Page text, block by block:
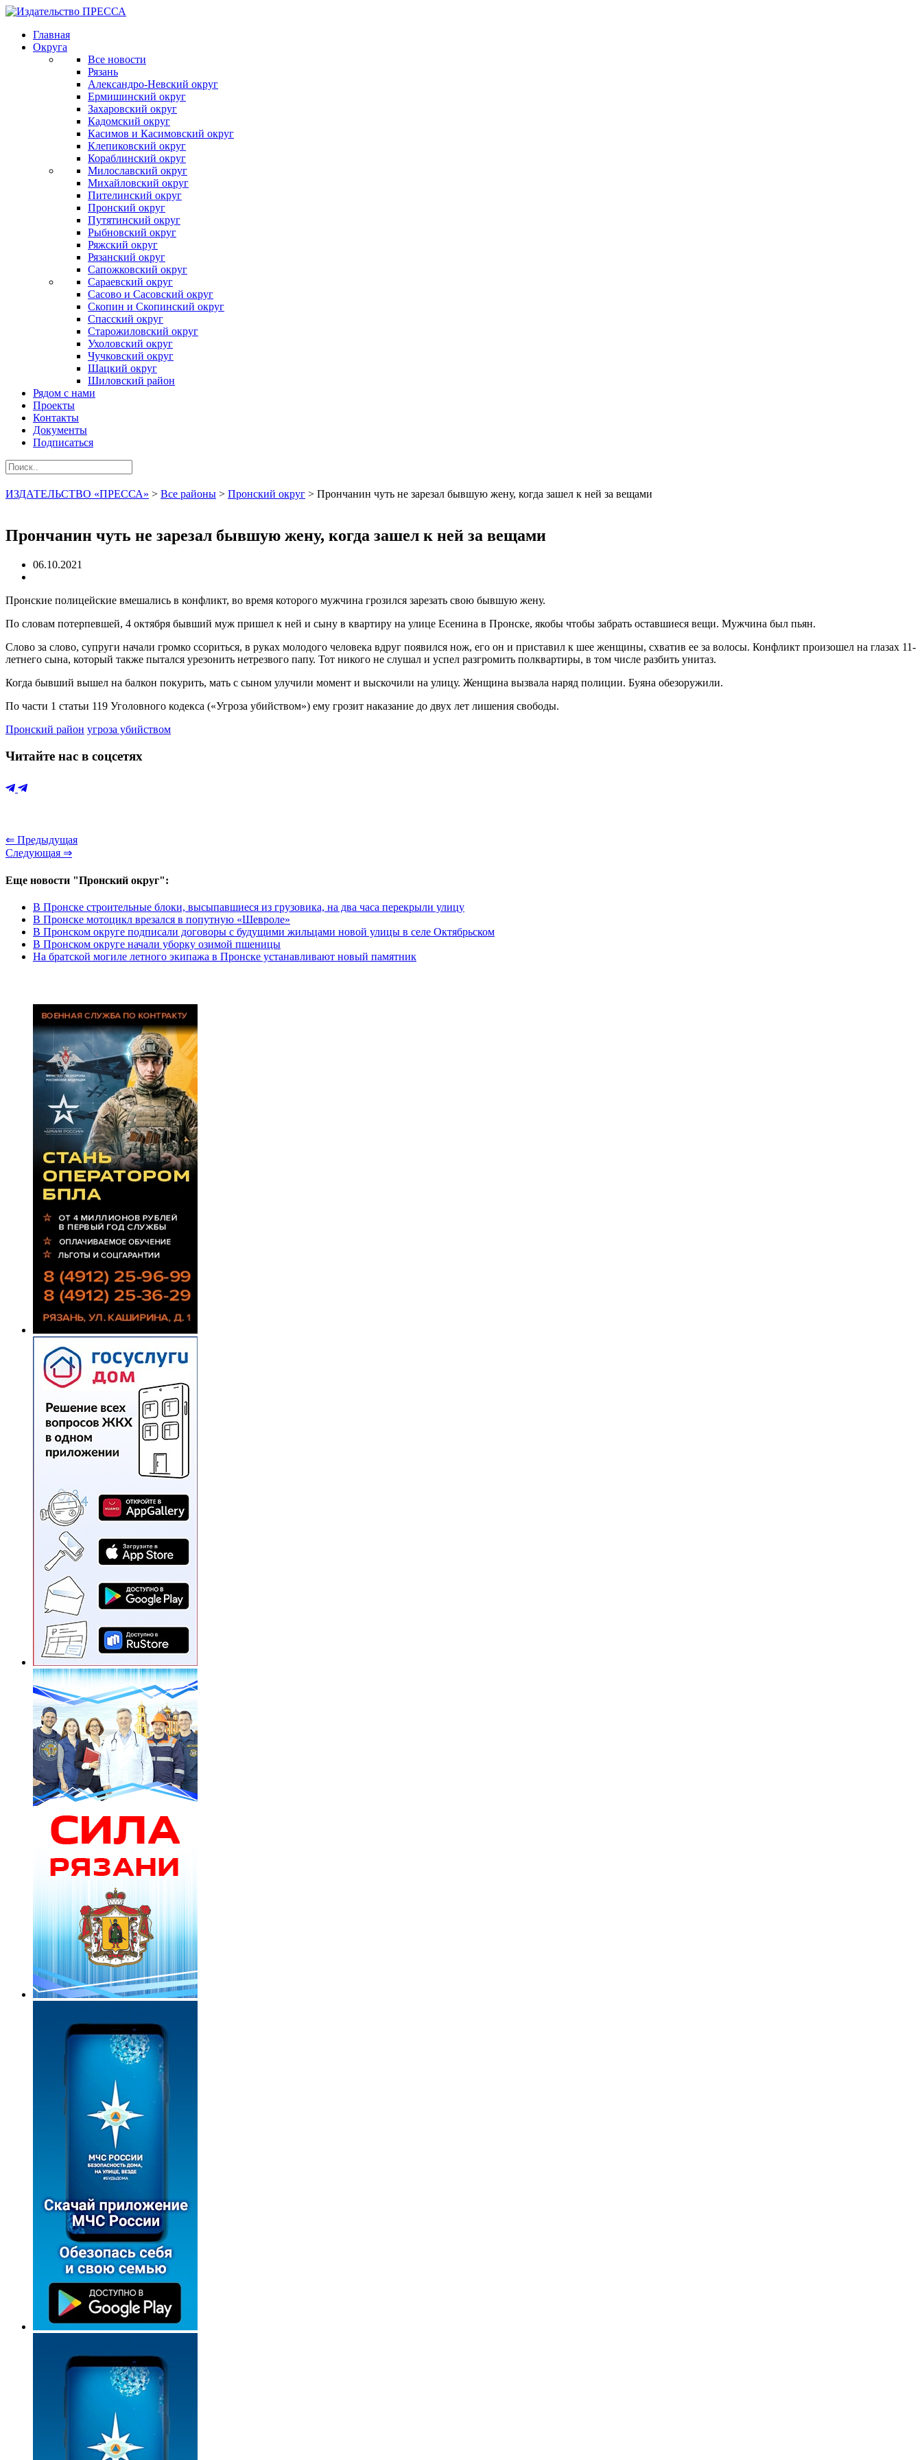
Главная
Округа
Все новости
Рязань
Александро-Невский округ
Ермишинский округ
Захаровский округ
Кадомский округ
Касимов и Касимовский округ
Клепиковский округ
Кораблинский округ
Милославский округ
Михайловский округ
Пителинский округ
Пронский округ
Путятинский округ
Рыбновский округ
Ряжский округ
Рязанский округ
Сапожковский округ
Сараевский округ
Сасово и Сасовский округ
Скопин и Скопинский округ
Спасский округ
Старожиловский округ
Ухоловский округ
Чучковский округ
Шацкий округ
Шиловский район
Рядом с нами
Проекты
Контакты
Документы
Подписаться
ИЗДАТЕЛЬСТВО «ПРЕССА» > Все районы > Пронский округ > Прончанин чуть не зарезал бывшую жену, когда зашел к ней за вещами
Прончанин чуть не зарезал бывшую жену, когда зашел к ней за вещами
06.10.2021
Пронские полицейские вмешались в конфликт, во время которого мужчина грозился зарезать свою бывшую жену.
По словам потерпевшей, 4 октября бывший муж пришел к ней и сыну в квартиру на улице Есенина в Пронске, якобы чтобы забрать оставшиеся вещи. Мужчина был пьян.
Слово за слово, супруги начали громко ссориться, в руках молодого человека вдруг появился нож, его он и приставил к шее женщины, схватив ее за волосы. Конфликт произошел на глазах 11-
летнего сына, который также пытался урезонить нетрезвого папу. Тот никого не слушал и успел разгромить полквартиры, в том числе разбить унитаз.
Когда бывший вышел на балкон покурить, мать с сыном улучили момент и выскочили на улицу. Женщина вызвала наряд полиции. Буяна обезоружили.
По части 1 статьи 119 Уголовного кодекса («Угроза убийством») ему грозит наказание до двух лет лишения свободы.
Пронский район угроза убийством
Читайте нас в соцсетях
⇐ Предыдущая
Следующая ⇒
Еще новости "Пронский округ":
В Пронске строительные блоки, высыпавшиеся из грузовика, на два часа перекрыли улицу
В Пронске мотоцикл врезался в попутную «Шевроле»
В Пронском округе подписали договоры с будущими жильцами новой улицы в селе Октябрьском
В Пронском округе начали уборку озимой пшеницы
На братской могиле летного экипажа в Пронске устанавливают новый памятник